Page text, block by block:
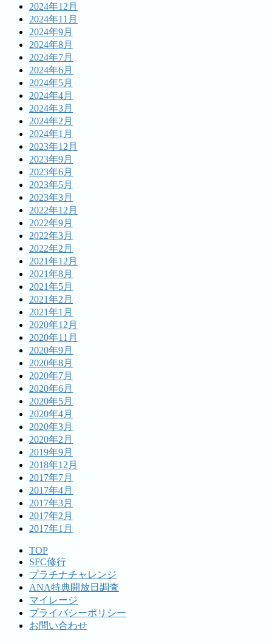
2024年12月
2024年11月
2024年9月
2024年8月
2024年7月
2024年6月
2024年5月
2024年4月
2024年3月
2024年2月
2024年1月
2023年12月
2023年9月
2023年6月
2023年5月
2023年3月
2022年12月
2022年9月
2022年3月
2022年2月
2021年12月
2021年8月
2021年5月
2021年2月
2021年1月
2020年12月
2020年11月
2020年9月
2020年8月
2020年7月
2020年6月
2020年5月
2020年4月
2020年3月
2020年2月
2019年9月
2018年12月
2017年7月
2017年4月
2017年3月
2017年2月
2017年1月
TOP
SFC修行
プラチナチャレンジ
ANA特典開放日調査
マイレージ
プライバシーポリシー
お問い合わせ